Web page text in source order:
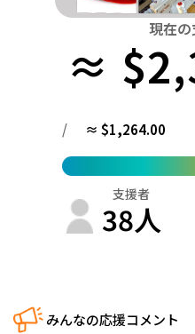
九州・沖縄
現在
≈
/ ≈ $1,264.00
支援者
38人
みんなの応援コメント